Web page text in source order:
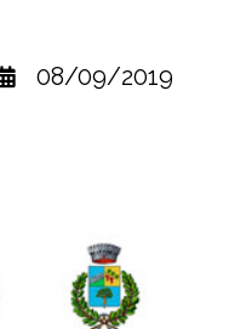
08/09/2019